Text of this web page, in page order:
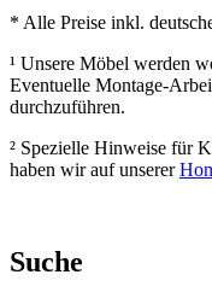
* Alle Preise inkl.
¹ Unsere Möbel werden
Eventuelle Montage-
durchzuführen.
² Spezielle Hinweise für
haben wir auf unserer
Suche